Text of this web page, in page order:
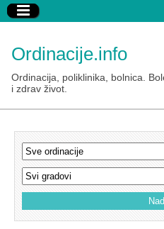
Ordinacije.info
Ordinacija, poliklinika, bolnica.
i zdrav život.